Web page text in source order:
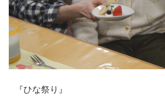
『ひな祭り』